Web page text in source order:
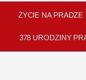
ŻYCIE NA PRADZE
378 URODZINY